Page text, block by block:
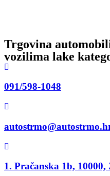
Trgovina
vozilima lake
091/598-1048
1. Pračanska 1b, 10000,